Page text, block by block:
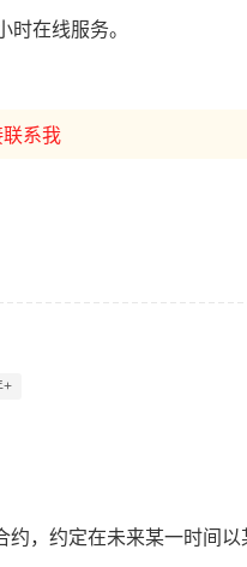
时在线服务。
联系我
+
约，约定在未来某一时间